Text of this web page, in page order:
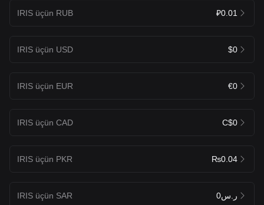
IRIS üçün RUB ₽0.01
IRIS üçün USD $0
IRIS üçün EUR €0
IRIS üçün CAD C$0
IRIS üçün PKR ₨0.04
IRIS üçün SAR ر.س0